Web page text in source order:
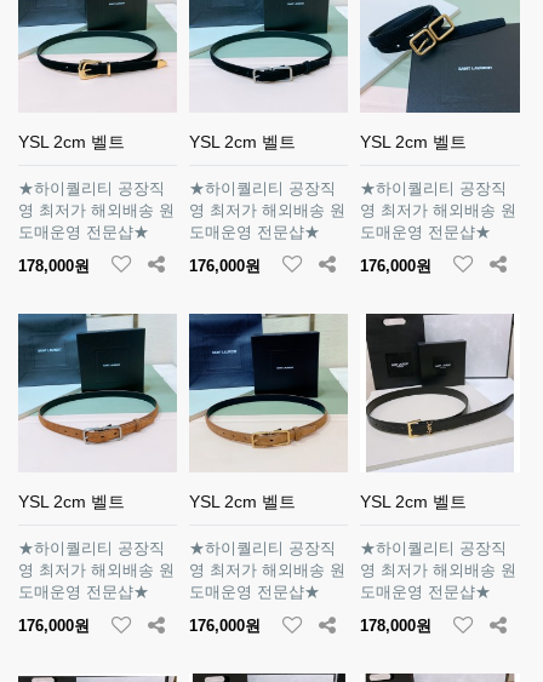
YSL 2cm 벨트
★하이퀄리티 공장직
영 최저가 해외배송 원
도매운영 전문샵★
178,000원
YSL 2cm 벨트
★하이퀄리티 공장직
영 최저가 해외배송 원
도매운영 전문샵★
176,000원
YSL 2cm 벨트
★하이퀄리티 공장직
영 최저가 해외배송 원
도매운영 전문샵★
176,000원
YSL 2cm 벨트
★하이퀄리티 공장직
영 최저가 해외배송 원
도매운영 전문샵★
176,000원
YSL 2cm 벨트
★하이퀄리티 공장직
영 최저가 해외배송 원
도매운영 전문샵★
176,000원
YSL 2cm 벨트
★하이퀄리티 공장직
영 최저가 해외배송 원
도매운영 전문샵★
178,000원